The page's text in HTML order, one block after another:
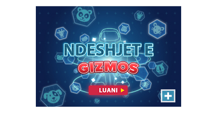
Peshku dhe Buka
Barazoni numrin e peshqve dhe
të bukëve për çdo person që i